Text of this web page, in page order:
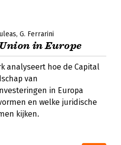
G. Ferrarini
in Europe
analyseert hoe de Capital
van
in Europa
en welke juridische
kijken.